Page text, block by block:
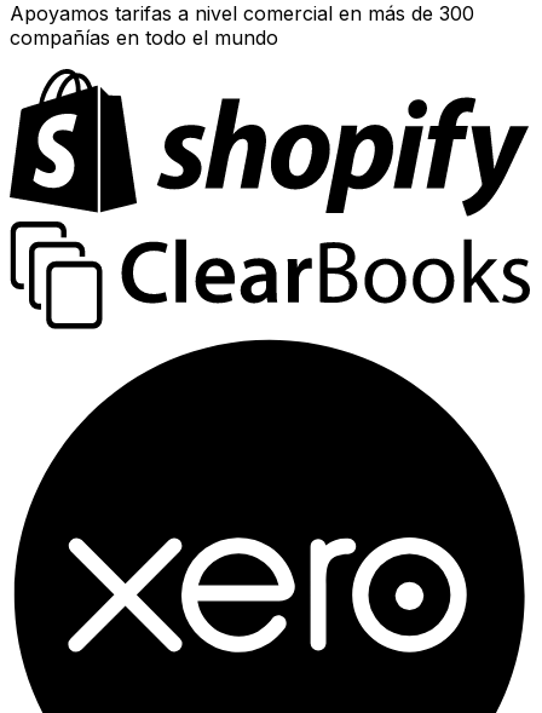
Apoyamos tarifas a nivel comercial en más de 300
compañías en todo el mundo